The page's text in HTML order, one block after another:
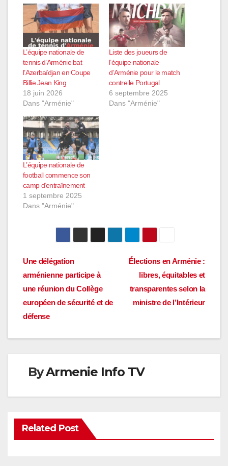
L’équipe nationale de
tennis d’Arménie bat
l’Azerbaïdjan en Coupe
Billie Jean King
18 juin 2026
Dans "Arménie"
Liste des joueurs de
l’équipe nationale
d’Arménie pour le match
contre le Portugal
6 septembre 2025
Dans "Arménie"
L’équipe nationale de
football commence son
camp d’entraînement
1 septembre 2025
Dans "Arménie"
Navigation
de
l’article
Élections en Arménie :
libres, équitables et
transparentes selon la
ministre de l’Intérieur
Une délégation
arménienne participe à
une réunion du Collège
européen de sécurité et de
défense
ByArmenie Info TV
Related Post